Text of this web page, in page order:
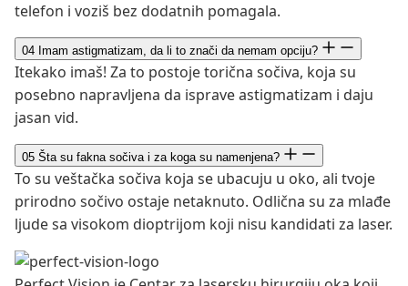
telefon i voziš bez dodatnih pomagala.
04 Imam astigmatizam, da li to znači da nemam opciju?
Itekako imaš! Za to postoje torična sočiva, koja su
posebno napravljena da isprave astigmatizam i daju
jasan vid.
05 Šta su fakna sočiva i za koga su namenjena?
To su veštačka sočiva koja se ubacuju u oko, ali tvoje
prirodno sočivo ostaje netaknuto. Odlična su za mlađe
ljude sa visokom dioptrijom koji nisu kandidati za laser.